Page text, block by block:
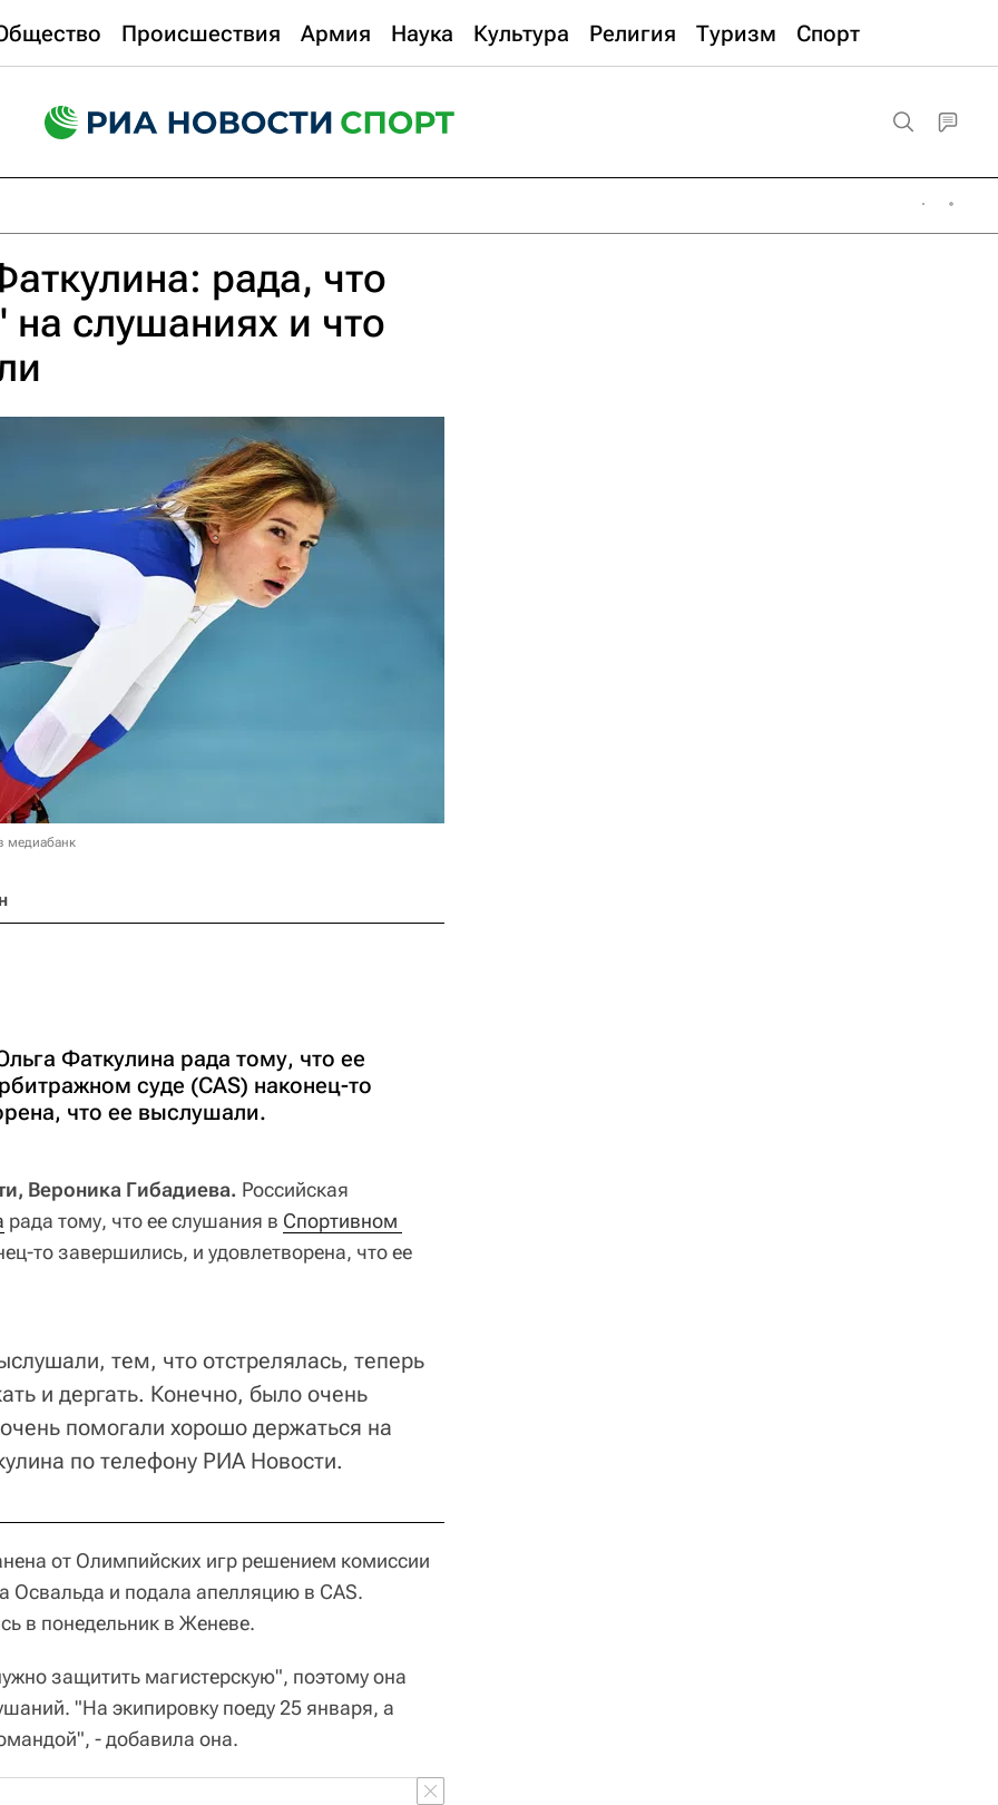
Происшествия Армия Наука Культура Религия Туризм Спорт
рада, что
на слушаниях и что
медиабанк
Фаткулина рада тому, что ее
суде (CAS) наконец-то
что ее выслушали.
Вероника Гибадиева. Российская
рада тому, что ее слушания в Спортивном
то завершились, и удовлетворена, что ее
тем, что отстрелялась, теперь
и дергать. Конечно, было очень
помогали хорошо держаться на
по телефону РИА Новости.
от Олимпийских игр решением комиссии
и подала апелляцию в CAS.
в понедельник в Женеве.
защитить магистерскую", поэтому она
"На экипировку поеду 25 января, а
- добавила она.